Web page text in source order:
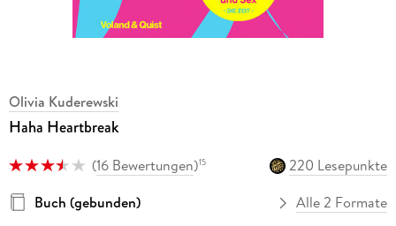
Olivia Kuderewski
Haha Heartbreak
(16 Bewertungen)15
220 Lesepunkte
Buch (gebunden)
Alle 2 Formate